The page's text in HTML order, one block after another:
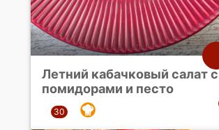
Летний кабачковый салат с
помидорами и песто